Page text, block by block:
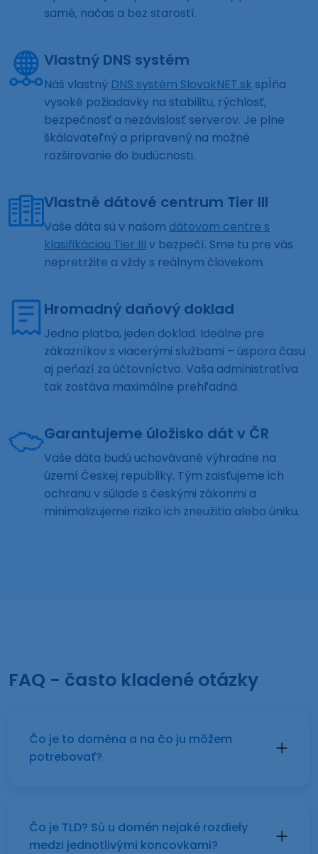
samé, načas a bez starostí.
Vlastný DNS systém
Náš vlastný DNS systém SlovakNET.sk spĺňa
vysoké požiadavky na stabilitu, rýchlosť,
bezpečnosť a nezávislosť serverov. Je plne
škálovateľný a pripravený na možné
rozširovanie do budúcnosti.
Vlastné dátové centrum Tier III
Vaše dáta sú v našom dátovom centre s
klasifikáciou Tier III v bezpečí. Sme tu pre vás
nepretržite a vždy s reálnym človekom.
Hromadný daňový doklad
Jedna platba, jeden doklad. Ideálne pre
zákazníkov s viacerými službami – úspora času
aj peňazí za účtovníctvo. Vaša administratíva
tak zostáva maximálne prehľadná.
Garantujeme úložisko dát v ČR
Vaše dáta budú uchovávané výhradne na
území Českej republiky. Tým zaisťujeme ich
ochranu v súlade s českými zákonmi a
minimalizujeme riziko ich zneužitia alebo úniku.
FAQ - často kladené otázky
Čo je to doména a na čo ju môžem
potrebovať?
Čo je TLD? Sú u domén nejaké rozdiely
medzi jednotlivými koncovkami?